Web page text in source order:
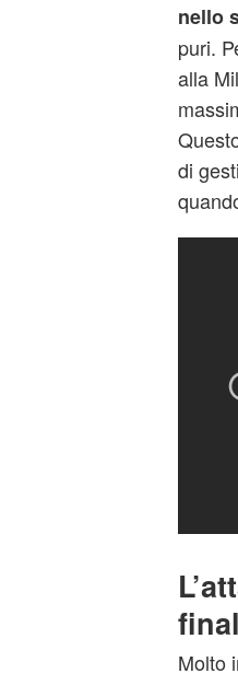
nello
puri.
alla
di
Molto